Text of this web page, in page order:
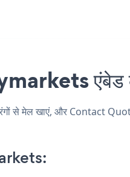
एंबेड
से मेल खाएं, और Contact